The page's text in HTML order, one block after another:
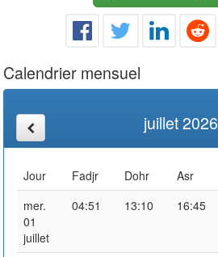
Calendrier mensuel
juillet 2026
Jour Fadjr Dohr Asr
mer.
01
juillet
04:51 13:10 16:45